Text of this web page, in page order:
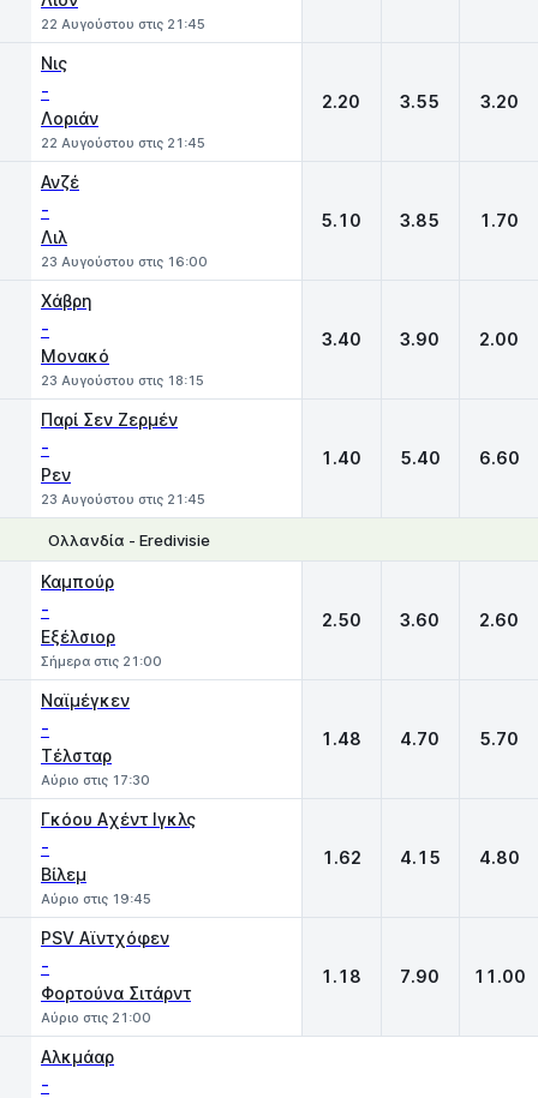
22 Αυγούστου στις 21:45
Νις
-
Λοριάν
22 Αυγούστου στις 21:45
2.20 3.55 3.20
Ανζέ
-
Λιλ
23 Αυγούστου στις 16:00
5.10 3.85 1.70
Χάβρη
-
Μονακό
23 Αυγούστου στις 18:15
3.40 3.90 2.00
Παρί Σεν Ζερμέν
-
Ρεν
23 Αυγούστου στις 21:45
1.40 5.40 6.60
Ολλανδία - Eredivisie
Καμπούρ
-
Εξέλσιορ
Σήμερα στις 21:00
2.50 3.60 2.60
Ναϊμέγκεν
-
Τέλσταρ
Αύριο στις 17:30
1.48 4.70 5.70
Γκόου Aχέντ Ιγκλς
-
Βίλεμ
Αύριο στις 19:45
1.62 4.15 4.80
PSV Αϊντχόφεν
-
Φορτούνα Σιτάρντ
Αύριο στις 21:00
1.18 7.90 11.00
Αλκμάαρ
-